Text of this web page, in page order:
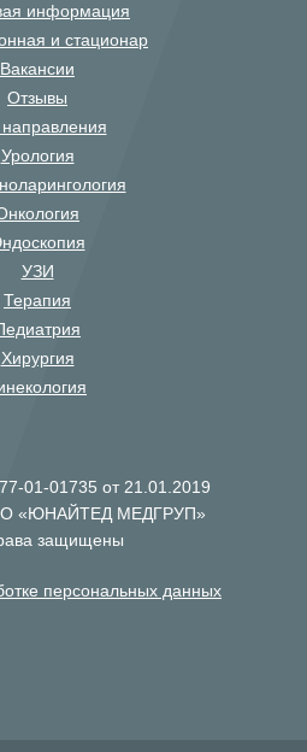
информация
и стационар
Вакансии
Отзывы
Урология
УЗИ
Терапия
Хирургия
01-01735 от 21.01.2019
«ЮНАЙТЕД МЕДГРУП»
защищены
персональных данных